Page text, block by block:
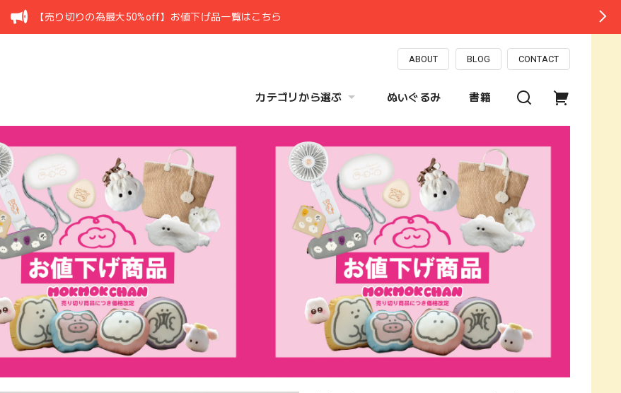
【売り切りの為最大50%off】お値下げ品一覧はこちら
ABOUT BLOG CONTACT
カテゴリから選ぶ ぬいぐるみ 書籍